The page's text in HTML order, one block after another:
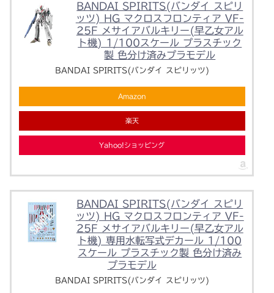
BANDAI SPIRITS(バンダイ スピリ
ッツ) HG マクロスフロンティア VF-
25F メサイアバルキリー(早乙女アル
ト機) 1/100スケール プラスチック
製 色分け済みプラモデル
BANDAI SPIRITS(バンダイ スピリッツ)
Amazon
楽天
Yahoo!ショッピング
BANDAI SPIRITS(バンダイ スピリ
ッツ) HG マクロスフロンティア VF-
25F メサイアバルキリー(早乙女アル
ト機) 専用水転写式デカール 1/100
スケール プラスチック製 色分け済み
プラモデル
BANDAI SPIRITS(バンダイ スピリッツ)